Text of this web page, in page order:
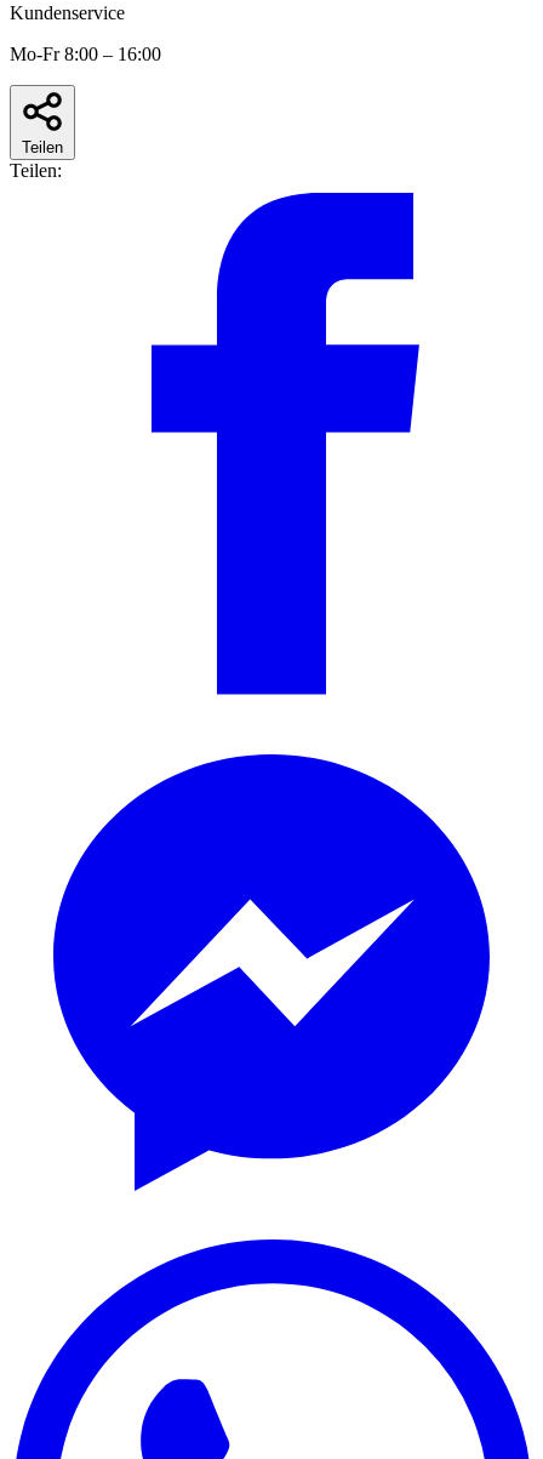
Kundenservice
Mo-Fr 8:00 – 16:00
Teilen
Teilen: